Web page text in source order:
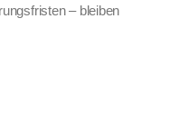
– bleiben